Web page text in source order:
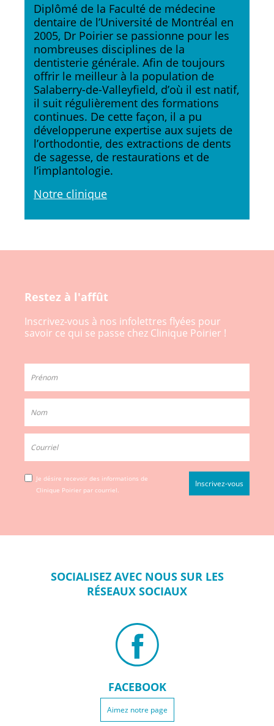
Diplômé de la Faculté de médecine
dentaire de l’Université de Montréal en
2005, Dr Poirier se passionne pour les
nombreuses disciplines de la
dentisterie générale. Afin de toujours
offrir le meilleur à la population de
Salaberry-de-Valleyfield, d’où il est natif,
il suit régulièrement des formations
continues. De cette façon, il a pu
développerune expertise aux sujets de
l’orthodontie, des extractions de dents
de sagesse, de restaurations et de
l’implantologie.
Notre clinique
Restez à l'affût
Inscrivez-vous à nos infolettres flyées pour
savoir ce qui se passe chez Clinique Poirier !
Je désire recevoir des informations de
Clinique Poirier par courriel.
SOCIALISEZ AVEC NOUS SUR LES
RÉSEAUX SOCIAUX
FACEBOOK
Aimez notre page